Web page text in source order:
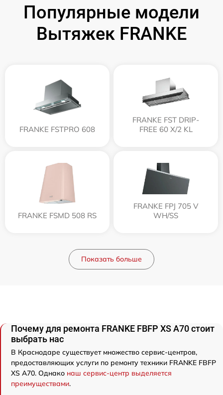
Популярные модели
Вытяжек FRANKE
FRANKE FSTPRO 608
FRANKE FST DRIP-
FREE 60 X/2 KL
FRANKE FSMD 508 RS
FRANKE FPJ 705 V
WH/SS
Показать больше
Почему для ремонта FRANKE FBFP XS A70 стоит
выбрать нас
В Краснодаре существует множество сервис-центров,
предоставляющих услуги по ремонту техники FRANKE FBFP
XS A70. Однако наш сервис-центр выделяется
преимуществами.